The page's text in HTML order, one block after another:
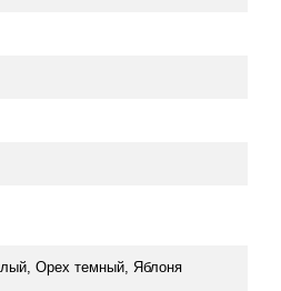
Орех темный, Яблоня